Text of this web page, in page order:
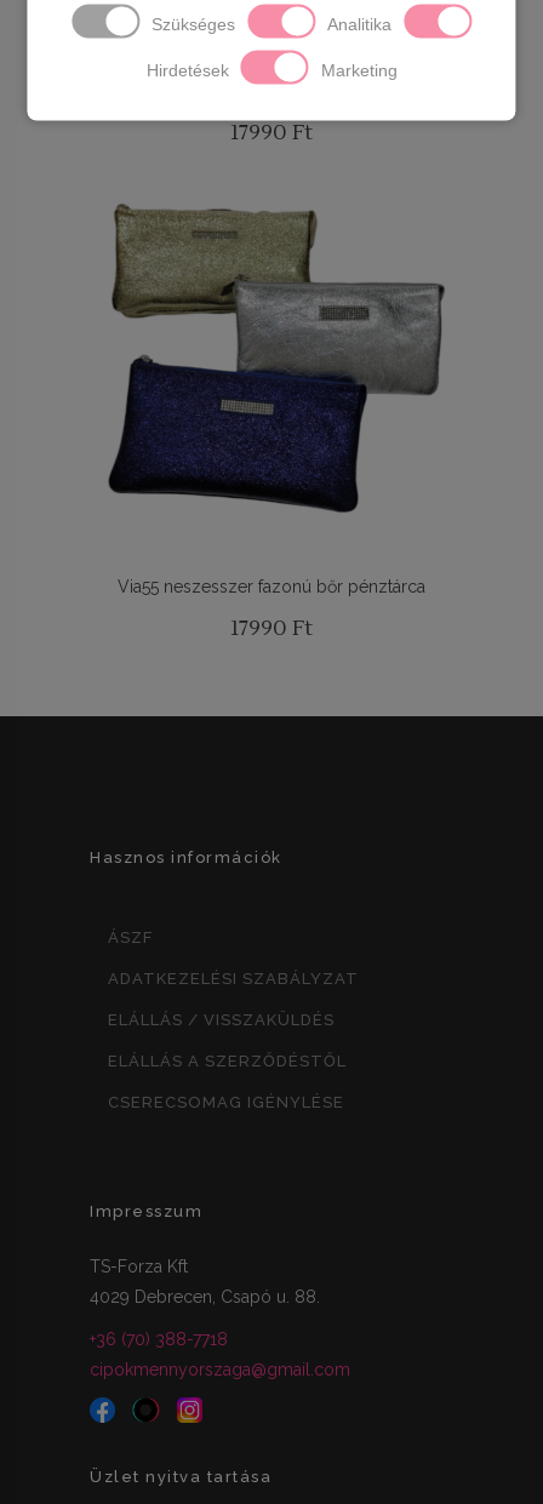
Via55 neszesszer fazonú bőr pénztárca
17990 Ft
Via55 neszesszer fazonú bőr pénztárca
17990 Ft
Hasznos információk
ÁSZF
ADATKEZELÉSI SZABÁLYZAT
ELÁLLÁS / VISSZAKÜLDÉS
ELÁLLÁS A SZERZŐDÉSTŐL
CSERECSOMAG IGÉNYLÉSE
Impresszum
TS-Forza Kft
4029 Debrecen, Csapó u. 88.
+36 (70) 388-7718
cipokmennyorszaga@gmail.com
Üzlet nyitva tartása
Szükséges Analitika
Hirdetések Marketing